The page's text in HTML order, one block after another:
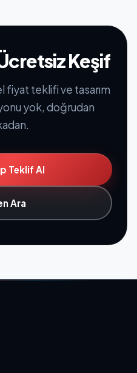
Keşif
fiyat teklifi ve tasarım
yok, doğrudan
Teklif Al
Ara